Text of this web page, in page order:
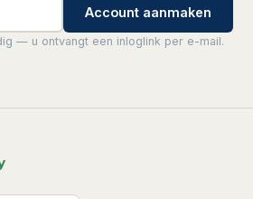
Account aanmaken
— u ontvangt een inloglink per e-mail.